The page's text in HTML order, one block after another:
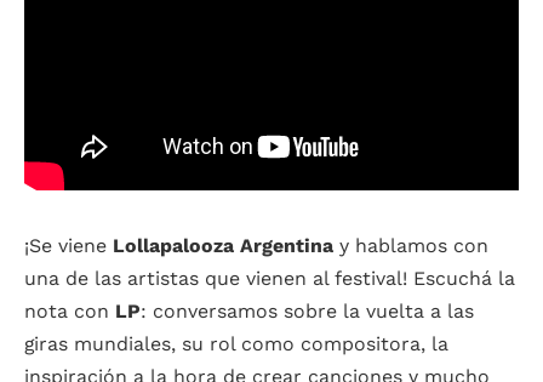
¡Se viene Lollapalooza Argentina y hablamos con
una de las artistas que vienen al festival! Escuchá la
nota con LP: conversamos sobre la vuelta a las
giras mundiales, su rol como compositora, la
inspiración a la hora de crear canciones y mucho